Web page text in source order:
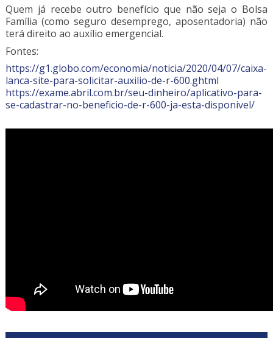
Quem já recebe outro benefício que não seja o Bolsa
Família (como seguro desemprego, aposentadoria) não
terá direito ao auxílio emergencial.
Fontes:
https://g1.globo.com/economia/noticia/2020/04/07/caixa-
lanca-site-para-solicitar-auxilio-de-r-600.ghtml
https://exame.abril.com.br/seu-dinheiro/aplicativo-para-
se-cadastrar-no-beneficio-de-r-600-ja-esta-disponivel/